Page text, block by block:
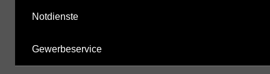
Notdienste
Gewerbeservice